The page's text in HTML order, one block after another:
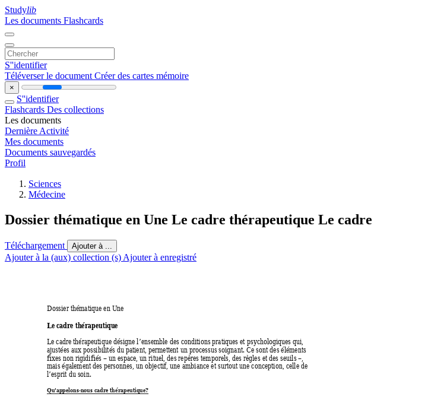
Studylib
Les documents Flashcards
S''identifier
Téléverser le document Créer des cartes mémoire
×
S''identifier
Flashcards Des collections
Les documents
Dernière Activité
Mes documents
Documents sauvegardés
Profil
Sciences
Médecine
Dossier thématique en Une Le cadre thérapeutique Le cadre
Téléchargement Ajouter à ...
Ajouter à la (aux) collection (s) Ajouter à enregistré
Dossier thématique en Une
Le cadre thérapeutique
Le cadre thérapeutique désigne l’ensemble des conditions pratiques et psychologiques qui,
ajustées aux possibilités du patient, permettent un processus soignant. Ce sont des éléments
fixes non rigidifiés – un espace, un rituel, des repères temporels, des règles et des seuils –,
mais également des personnes, un objectif, une ambiance et surtout une conception, celle de
l’esprit du soin.
Qu'appelons-nous cadre thérapeutique?